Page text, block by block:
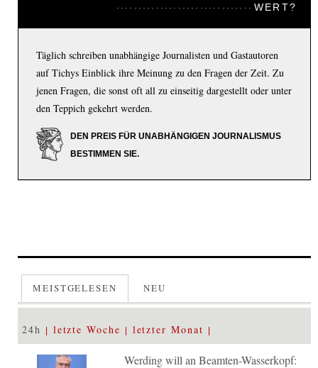
WERT?
Täglich schreiben unabhängige Journalisten und Gastautoren
auf Tichys Einblick ihre Meinung zu den Fragen der Zeit. Zu
jenen Fragen, die sonst oft all zu einseitig dargestellt oder unter
den Teppich gekehrt werden.
DEN PREIS FÜR UNABHÄNGIGEN JOURNALISMUS
BESTIMMEN SIE.
MEISTGELESEN NEU
24h letzte Woche letzter Monat
Werding will an Beamten-Wasserkopf: